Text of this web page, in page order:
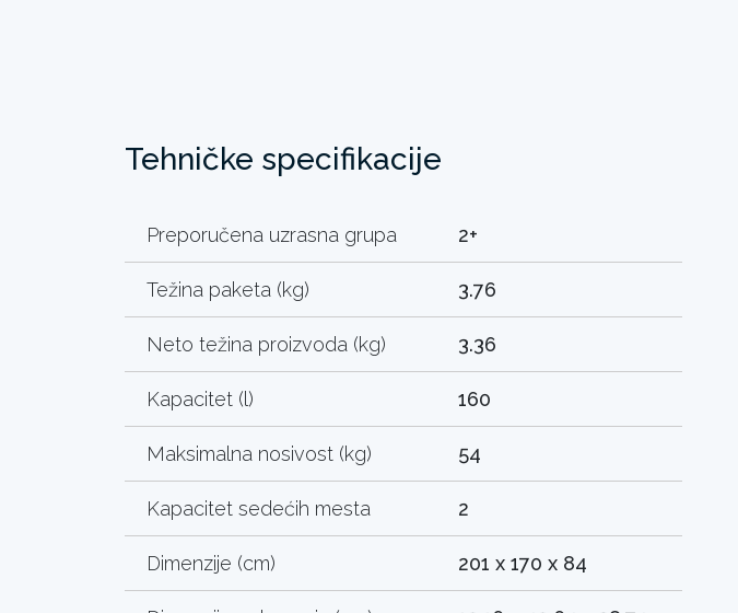
Tehničke specifikacije
Preporučena uzrasna grupa 2+
Težina paketa (kg) 3.76
Neto težina proizvoda (kg) 3.36
Kapacitet (l) 160
Maksimalna nosivost (kg) 54
Kapacitet sedećih mesta 2
Dimenzije (cm) 201 x 170 x 84